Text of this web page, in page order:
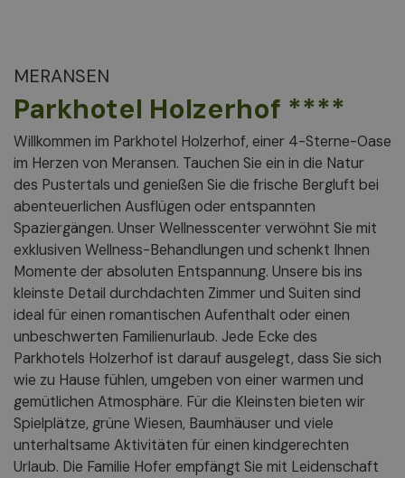
MERANSEN
Parkhotel Holzerhof ****
Willkommen im Parkhotel Holzerhof, einer 4-Sterne-Oase
im Herzen von Meransen. Tauchen Sie ein in die Natur
des Pustertals und genießen Sie die frische Bergluft bei
abenteuerlichen Ausflügen oder entspannten
Spaziergängen. Unser Wellnesscenter verwöhnt Sie mit
exklusiven Wellness-Behandlungen und schenkt Ihnen
Momente der absoluten Entspannung. Unsere bis ins
kleinste Detail durchdachten Zimmer und Suiten sind
ideal für einen romantischen Aufenthalt oder einen
unbeschwerten Familienurlaub. Jede Ecke des
Parkhotels Holzerhof ist darauf ausgelegt, dass Sie sich
wie zu Hause fühlen, umgeben von einer warmen und
gemütlichen Atmosphäre. Für die Kleinsten bieten wir
Spielplätze, grüne Wiesen, Baumhäuser und viele
unterhaltsame Aktivitäten für einen kindgerechten
Urlaub. Die Familie Hofer empfängt Sie mit Leidenschaft